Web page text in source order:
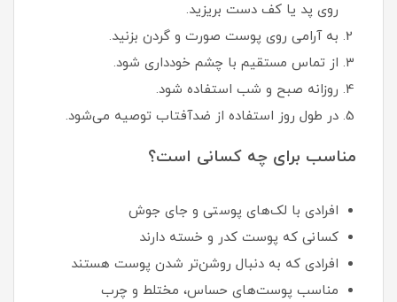
روی پد یا کف دست بریزید.
به آرامی روی پوست صورت و گردن بزنید.
از تماس مستقیم با چشم خودداری شود.
روزانه صبح و شب استفاده شود.
در طول روز استفاده از ضدآفتاب توصیه می‌شود.
مناسب برای چه کسانی است؟
افرادی با لک‌های پوستی و جای جوش
کسانی که پوست کدر و خسته دارند
افرادی که به دنبال روشن‌تر شدن پوست هستند
مناسب پوست‌های حساس، مختلط و چرب